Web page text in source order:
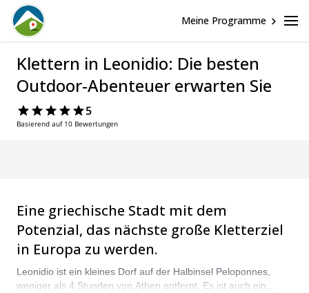
Meine Programme
Klettern in Leonidio: Die besten
Outdoor-Abenteuer erwarten Sie
5
Basierend auf 10 Bewertungen
Eine griechische Stadt mit dem
Potenzial, das nächste große Kletterziel
in Europa zu werden.
Leonidio ist ein kleines Dorf auf der Halbinsel Peloponnes,
weniger als 4 Stunden von Athen entfernt. Es ist auch ein